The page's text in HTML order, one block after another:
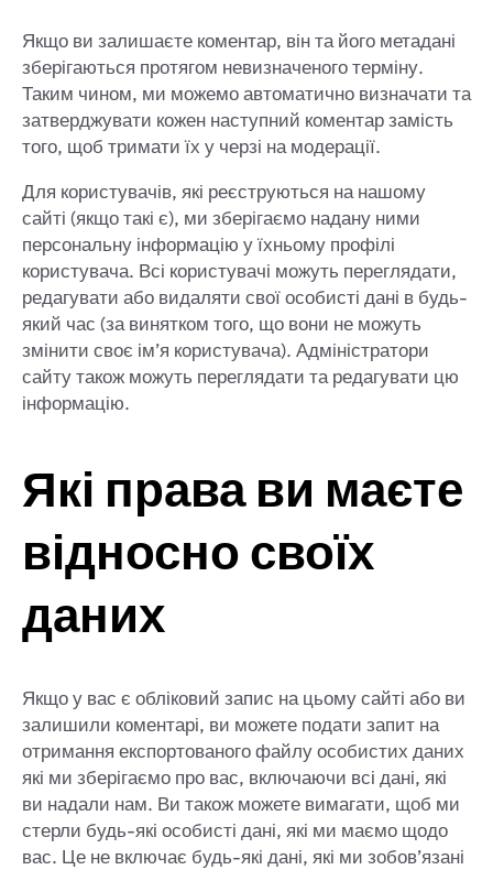
Якщо ви залишаєте коментар, він та його метадані
зберігаються протягом невизначеного терміну.
Таким чином, ми можемо автоматично визначати та
затверджувати кожен наступний коментар замість
того, щоб тримати їх у черзі на модерації.
Для користувачів, які реєструються на нашому
сайті (якщо такі є), ми зберігаємо надану ними
персональну інформацію у їхньому профілі
користувача. Всі користувачі можуть переглядати,
редагувати або видаляти свої особисті дані в будь-
який час (за винятком того, що вони не можуть
змінити своє ім’я користувача). Адміністратори
сайту також можуть переглядати та редагувати цю
інформацію.
Які права ви маєте
відносно своїх
даних
Якщо у вас є обліковий запис на цьому сайті або ви
залишили коментарі, ви можете подати запит на
отримання експортованого файлу особистих даних
які ми зберігаємо про вас, включаючи всі дані, які
ви надали нам. Ви також можете вимагати, щоб ми
стерли будь-які особисті дані, які ми маємо щодо
вас. Це не включає будь-які дані, які ми зобов’язані